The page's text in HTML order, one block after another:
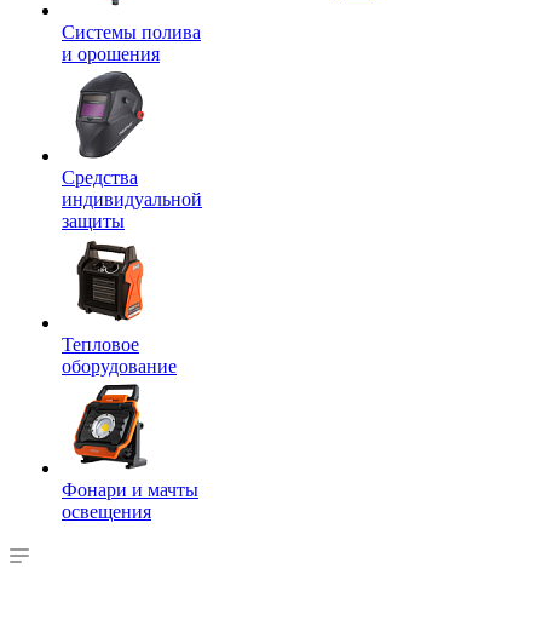
Системы полива
и орошения
Средства
индивидуальной
защиты
Тепловое
оборудование
Фонари и мачты
освещения